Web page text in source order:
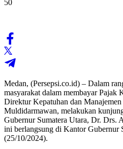
50
Medan, (Persepsi.co.id) – Dalam
masyarakat dalam membayar Pajak
Direktur Kepatuhan dan
Muldidarmawan, melakukan
Gubernur Sumatera Utara, Dr. Drs.
ini berlangsung di Kantor Gubernur
(25/10/2024).